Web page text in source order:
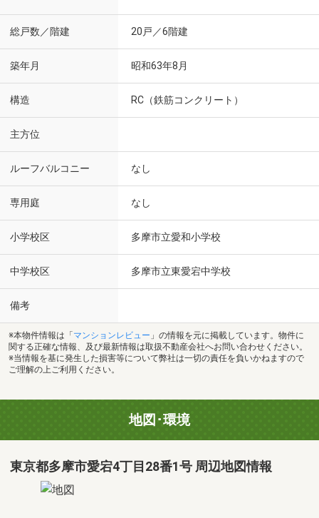
総戸数／階建 20戸／6階建
築年月 昭和63年8月
構造 RC（鉄筋コンクリート）
主方位
ルーフバルコニー なし
専用庭 なし
小学校区 多摩市立愛和小学校
中学校区 多摩市立東愛宕中学校
備考
※本物件情報は「 マンションレビュー 」の情報を元に掲載しています。物件に
関する正確な情報、及び最新情報は取扱不動産会社へお問い合わせください。
※当情報を基に発生した損害等について弊社は一切の責任を負いかねますので
ご理解の上ご利用ください。
地図･環境
東京都多摩市愛宕4丁目28番1号 周辺地図情報